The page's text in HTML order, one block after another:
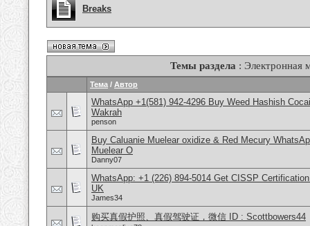
Breaks
Темы раздела : Электронная
Тема / Автор
WhatsApp +1(581) 942-4296 Buy Weed Hashish
Wakrah
penson
Buy Caluanie Muelear oxidize & Red Mecury
Muelear O
Danny07
WhatsApp: +1 (226) 894-5014​ Get CISSP
UK
James34
购买真假护照、真假驾驶证，微信 ID : Scottbowers44